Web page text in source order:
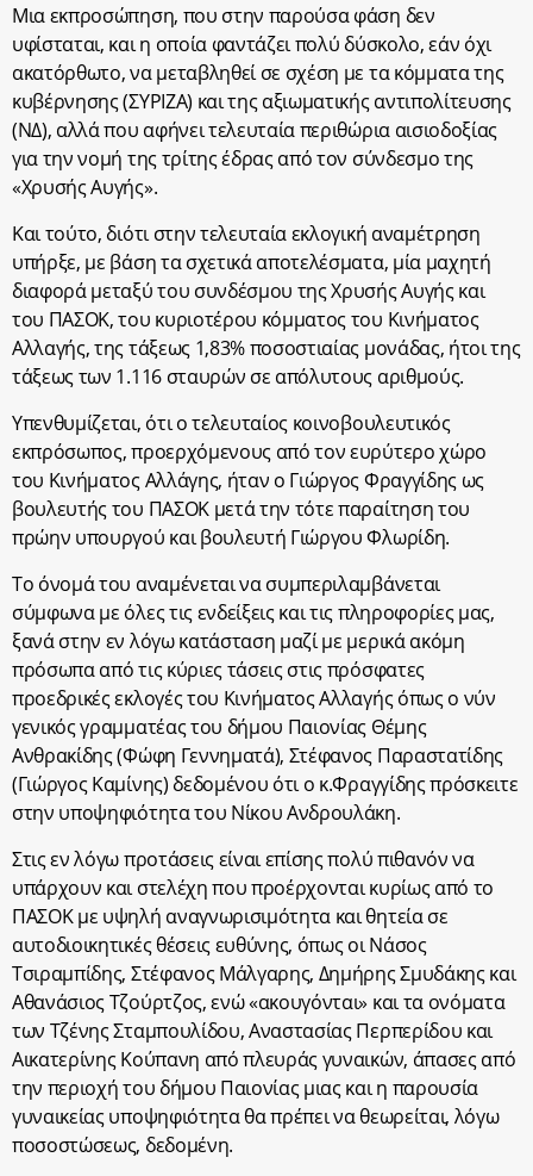
Μια εκπροσώπηση, που στην παρούσα φάση δεν
υφίσταται, και η οποία φαντάζει πολύ δύσκολο, εάν όχι
ακατόρθωτο, να μεταβληθεί σε σχέση με τα κόμματα της
κυβέρνησης (ΣΥΡΙΖΑ) και της αξιωματικής αντιπολίτευσης
(ΝΔ), αλλά που αφήνει τελευταία περιθώρια αισιοδοξίας
για την νομή της τρίτης έδρας από τον σύνδεσμο της
«Χρυσής Αυγής».
Και τούτο, διότι στην τελευταία εκλογική αναμέτρηση
υπήρξε, με βάση τα σχετικά αποτελέσματα, μία μαχητή
διαφορά μεταξύ του συνδέσμου της Χρυσής Αυγής και
του ΠΑΣΟΚ, του κυριοτέρου κόμματος του Κινήματος
Αλλαγής, της τάξεως 1,83% ποσοστιαίας μονάδας, ήτοι της
τάξεως των 1.116 σταυρών σε απόλυτους αριθμούς.
Υπενθυμίζεται, ότι ο τελευταίος κοινοβουλευτικός
εκπρόσωπος, προερχόμενους από τον ευρύτερο χώρο
του Κινήματος Αλλάγης, ήταν ο Γιώργος Φραγγίδης ως
βουλευτής του ΠΑΣΟΚ μετά την τότε παραίτηση του
πρώην υπουργού και βουλευτή Γιώργου Φλωρίδη.
Το όνομά του αναμένεται να συμπεριλαμβάνεται
σύμφωνα με όλες τις ενδείξεις και τις πληροφορίες μας,
ξανά στην εν λόγω κατάσταση μαζί με μερικά ακόμη
πρόσωπα από τις κύριες τάσεις στις πρόσφατες
προεδρικές εκλογές του Κινήματος Αλλαγής όπως ο νύν
γενικός γραμματέας του δήμου Παιονίας Θέμης
Ανθρακίδης (Φώφη Γεννηματά), Στέφανος Παραστατίδης
(Γιώργος Καμίνης) δεδομένου ότι ο κ.Φραγγίδης πρόσκειτε
στην υποψηφιότητα του Νίκου Ανδρουλάκη.
Στις εν λόγω προτάσεις είναι επίσης πολύ πιθανόν να
υπάρχουν και στελέχη που προέρχονται κυρίως από το
ΠΑΣΟΚ με υψηλή αναγνωρισιμότητα και θητεία σε
αυτοδιοικητικές θέσεις ευθύνης, όπως οι Νάσος
Τσιραμπίδης, Στέφανος Μάλγαρης, Δημήρης Σμυδάκης και
Αθανάσιος Τζούρτζος, ενώ «ακουγόνται» και τα ονόματα
των Τζένης Σταμπουλίδου, Αναστασίας Περπερίδου και
Αικατερίνης Κούπανη από πλευράς γυναικών, άπασες από
την περιοχή του δήμου Παιονίας μιας και η παρουσία
γυναικείας υποψηφιότητα θα πρέπει να θεωρείται, λόγω
ποσοστώσεως, δεδομένη.